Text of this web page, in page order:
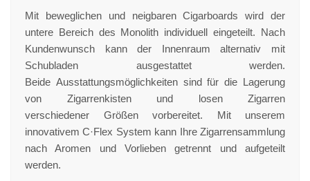
Mit beweglichen und neigbaren Cigarboards wird der
untere Bereich des Monolith individuell eingeteilt. Nach
Kundenwunsch kann der Innenraum alternativ mit
Schubladen ausgestattet werden.
Beide Ausstattungsmöglichkeiten sind für die Lagerung
von Zigarrenkisten und losen Zigarren
verschiedener Größen vorbereitet. Mit unserem
innovativem C·Flex System kann Ihre Zigarrensammlung
nach Aromen und Vorlieben getrennt und aufgeteilt
werden.